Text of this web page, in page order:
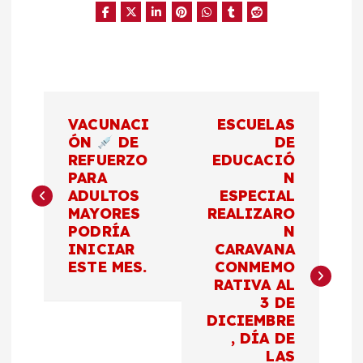
v
VACUNACI
ÓN
DE
REFUERZO
PARA
ADULTOS
MAYORES
PODRÍA
INICIAR
ESTE MES.
ESCUELAS
DE
EDUCACIÓ
N
ESPECIAL
REALIZARO
N
CARAVANA
CONMEMO
RATIVA AL
3 DE
DICIEMBRE
, DÍA DE
LAS